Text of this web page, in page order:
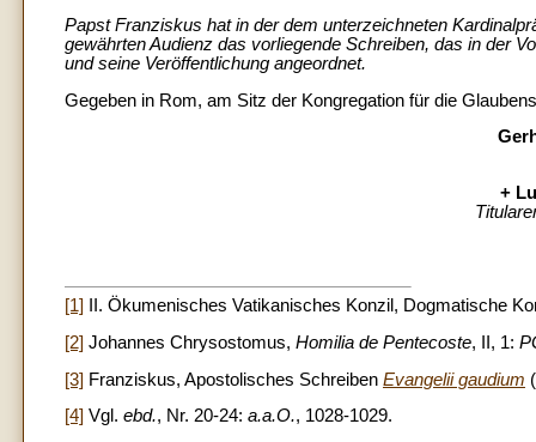
Papst Franziskus hat in der dem unterzeichneten
gewährten Audienz das vorliegende Schreiben, das in der
und seine Veröffentlichung angeordnet.
Gegeben in Rom, am Sitz der Kongregation für die
+
[1]
II. Ökumenisches Vatikanisches Konzil, Dogmatische
[2] Johannes Chrysostomus, Homilia de Pentecoste, II, 1:
[3] Franziskus, Apostolisches Schreiben Evangelii gaudium
[4] Vgl. ebd., Nr. 20-24: a.a.O., 1028-1029.